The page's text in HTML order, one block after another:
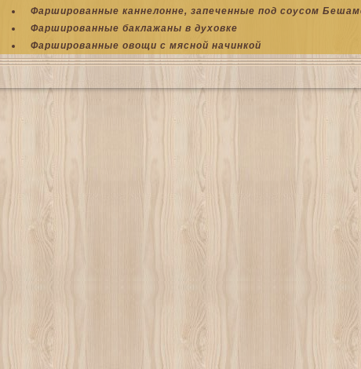
Фаршированные каннелонне, запеченные под соусом
Фаршированные баклажаны в духовке
Фаршированные овощи с мясной начинкой